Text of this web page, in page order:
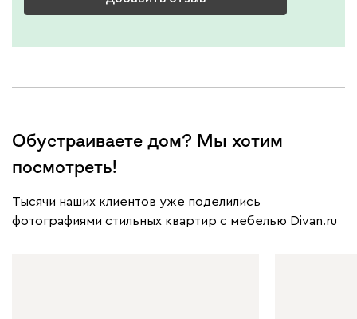
Обустраиваете дом? Мы хотим
посмотреть!
Тысячи наших клиентов уже поделились
фотографиями стильных квартир с мебелью Divan.ru